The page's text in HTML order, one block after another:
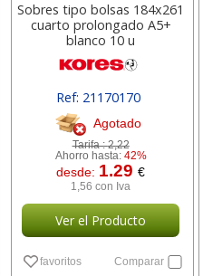
Sobres tipo bolsas 184x261
cuarto prolongado A5+
blanco 10 u
Ref: 21170170
[ 10417500 ]
Agotado
Tarifa :2,22
Ahorro hasta: 42%
desde: 1.29€
1,56 con Iva
Ver el Producto
favoritos Comparar